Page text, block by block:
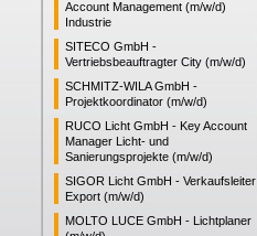
Account Management (m/w/d)
Industrie
SITECO GmbH -
Vertriebsbeauftragter City (m/w/d)
SCHMITZ-WILA GmbH -
Projektkoordinator (m/w/d)
RUCO Licht GmbH - Key Account
Manager Licht- und
Sanierungsprojekte (m/w/d)
SIGOR Licht GmbH - Verkaufsleiter
Export (m/w/d)
MOLTO LUCE GmbH - Lichtplaner